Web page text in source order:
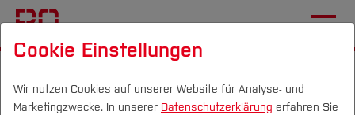
Fachgebiete
Institut für Elektromobilität
Cookie Einstellungen
Wir nutzen Cookies auf unserer Website für Analyse- und
Marketingzwecke. In unserer Datenschutzerklärung erfahren Sie